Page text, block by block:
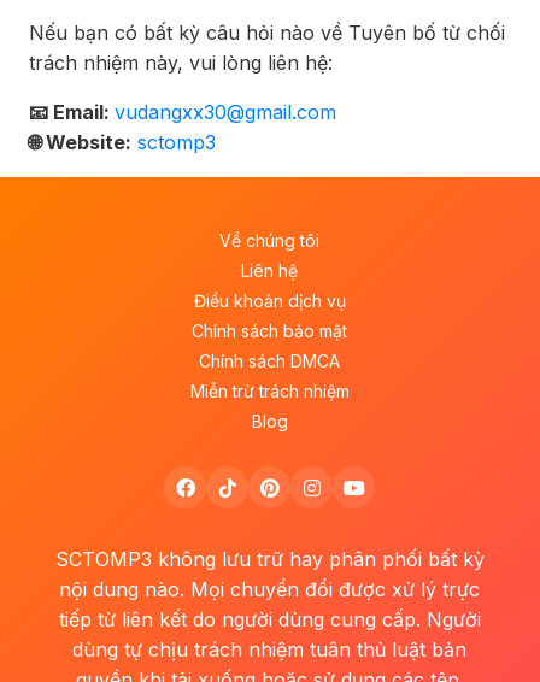
Nếu bạn có bất kỳ câu hỏi nào về Tuyên bố từ chối
trách nhiệm này, vui lòng liên hệ:
📧 Email: vudangxx30@gmail.com
🌐 Website: sctomp3
Về chúng tôi
Liên hệ
Điều khoản dịch vụ
Chính sách bảo mật
Chính sách DMCA
Miễn trừ trách nhiệm
Blog
SCTOMP3 không lưu trữ hay phân phối bất kỳ
nội dung nào. Mọi chuyển đổi được xử lý trực
tiếp từ liên kết do người dùng cung cấp. Người
dùng tự chịu trách nhiệm tuân thủ luật bản